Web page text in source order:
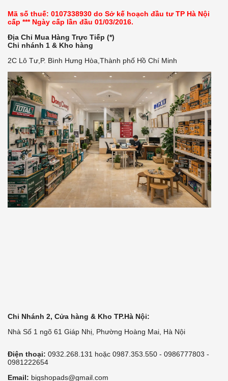
Mã số thuế: 0107338930 do Sở kế hoạch đầu tư TP Hà Nội
cấp *** Ngày cấp lần đầu 01/03/2016.
Địa Chỉ Mua Hàng Trực Tiếp (*)
Chi nhánh 1 & Kho hàng
2C Lô Tư,P. Bình Hưng Hòa,Thành phố Hồ Chí Minh
Chi Nhánh 2, Cửa hàng & Kho TP.Hà Nội:
Nhà Số 1 ngõ 61 Giáp Nhị, Phường Hoàng Mai, Hà Nội
Điện thoại: 0932.268.131 hoặc 0987.353.550 - 0986777803 -
0981222654
Email: bigshopads@gmail.com